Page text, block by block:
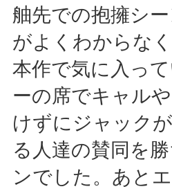
舳先での抱擁シ
がよくわからな
本作で気に入っ
ーの席でキャル
けずにジャック
る人達の賛同を
ンでした。あと